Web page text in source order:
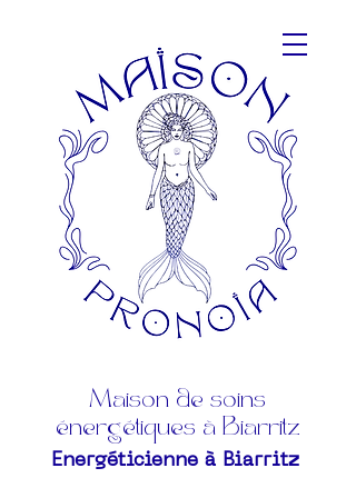
Maison de soins
énergétiques à Biarritz
Energéticienne à Biarritz